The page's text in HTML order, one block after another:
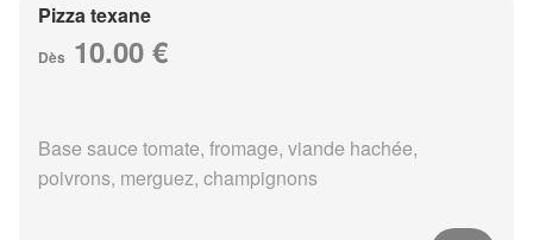
Pizza texane
Dès 10.00 €
Base sauce tomate, fromage, viande hachée,
poivrons, merguez, champignons